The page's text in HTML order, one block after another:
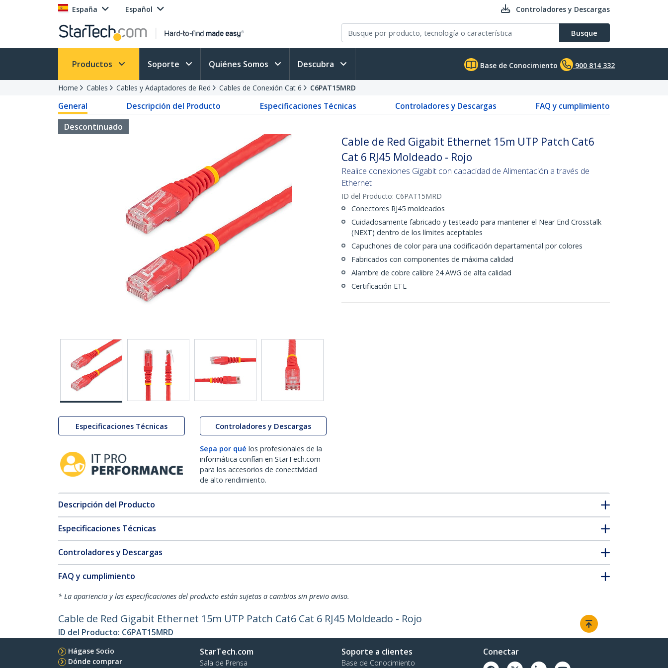
España Español Controladores y Descargas
Busque
Productos Soporte Quiénes Somos Descubra Base de Conocimiento 900 814 332
Home Cables Cables y Adaptadores de Red Cables de Conexión Cat 6 C6PAT15MRD
General Descripción del Producto Especificaciones Técnicas Controladores y Descargas
FAQ y cumplimiento
Descontinuado
Especificaciones Técnicas Controladores y Descargas
Sepa por qué los profesionales de la
informática confían en StarTech.com
para los accesorios de conectividad
de alto rendimiento.
Cable de Red Gigabit Ethernet 15m UTP Patch Cat6
Cat 6 RJ45 Moldeado - Rojo
Realice conexiones Gigabit con capacidad de Alimentación a través de
Ethernet
ID del Producto: C6PAT15MRD
Conectores RJ45 moldeados
Cuidadosamente fabricado y testeado para mantener el Near End Crosstalk
(NEXT) dentro de los límites aceptables
Capuchones de color para una codificación departamental por colores
Fabricados con componentes de máxima calidad
Alambre de cobre calibre 24 AWG de alta calidad
Certificación ETL
Descripción del Producto
Especificaciones Técnicas
Controladores y Descargas
FAQ y cumplimiento
* La apariencia y las especificaciones del producto están sujetas a cambios sin previo aviso.
Cable de Red Gigabit Ethernet 15m UTP Patch Cat6 Cat 6 RJ45 Moldeado - Rojo
ID del Producto: C6PAT15MRD
Hágase Socio
Dónde comprar
StarTech.com
Sala de Prensa
Soporte a clientes
Base de Conocimiento
Conectar